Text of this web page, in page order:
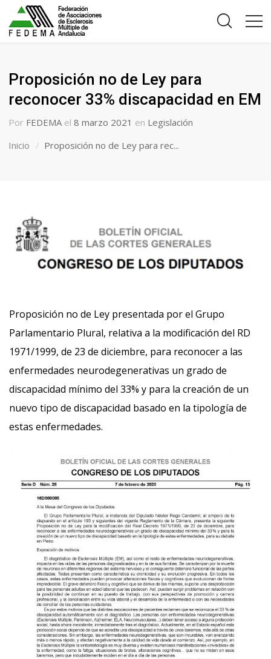
Proposición no de Ley para
reconocer 33% discapacidad en EM
Por FEDEMA el 8 marzo 2021 en Legislación
Inicio
Proposición no de Ley para rec...
Proposición no de Ley presentada por el Grupo
Parlamentario Plural, relativa a la modificación del RD
1971/1999, de 23 de diciembre, para reconocer a las
enfermedades neurodegenerativas un grado de
discapacidad mínimo del 33% y para la creación de un
nuevo tipo de discapacidad basado en la tipología de
estas enfermedades.